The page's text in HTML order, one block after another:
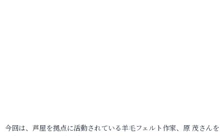
今回は、芦屋を拠点に活動されている羊毛フェルト作家、原 茂さん